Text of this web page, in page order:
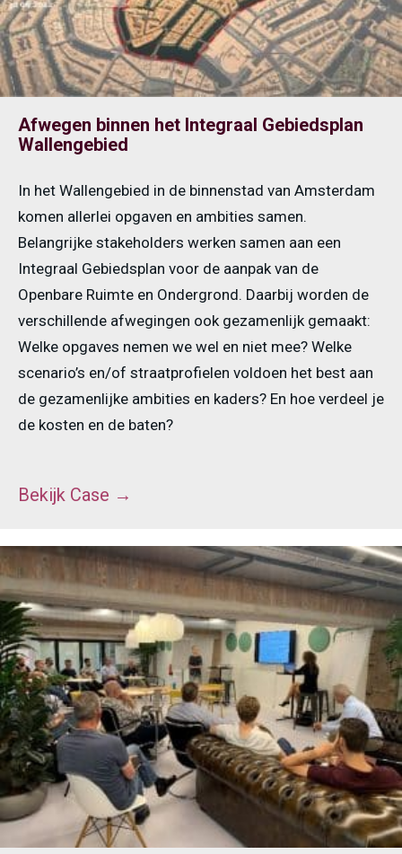
Afwegen binnen het Integraal Gebiedsplan
Wallengebied
In het Wallengebied in de binnenstad van Amsterdam
komen allerlei opgaven en ambities samen.
Belangrijke stakeholders werken samen aan een
Integraal Gebiedsplan voor de aanpak van de
Openbare Ruimte en Ondergrond. Daarbij worden de
verschillende afwegingen ook gezamenlijk gemaakt:
Welke opgaves nemen we wel en niet mee? Welke
scenario’s en/of straatprofielen voldoen het best aan
de gezamenlijke ambities en kaders? En hoe verdeel je
de kosten en de baten?
Bekijk Case →